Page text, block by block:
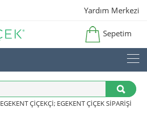
Yardım Merkezi
Sepetim
EGEKENT ÇIÇEKÇI; EGEKENT ÇIÇEK SIPARIŞI